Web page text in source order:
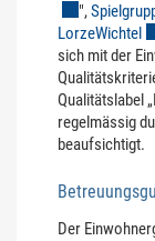
",
LorzeWichtel
sich mit der
Qualitätslabel
regelmässig
beaufsichtigt.
Der